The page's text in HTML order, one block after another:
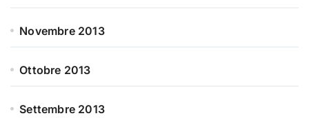
Novembre 2013
Ottobre 2013
Settembre 2013